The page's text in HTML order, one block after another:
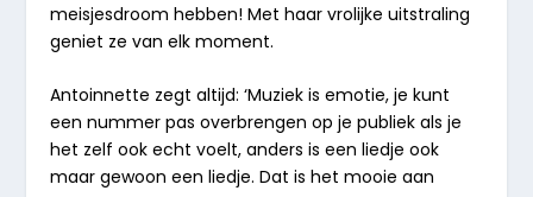
meisjesdroom hebben! Met haar vrolijke uitstraling
geniet ze van elk moment.
Antoinnette zegt altijd: ‘Muziek is emotie, je kunt
een nummer pas overbrengen op je publiek als je
het zelf ook echt voelt, anders is een liedje ook
maar gewoon een liedje. Dat is het mooie aan